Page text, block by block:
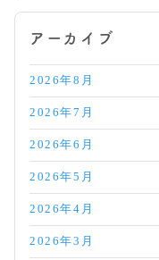
アーカイブ
2026年8月
2026年7月
2026年6月
2026年5月
2026年4月
2026年3月